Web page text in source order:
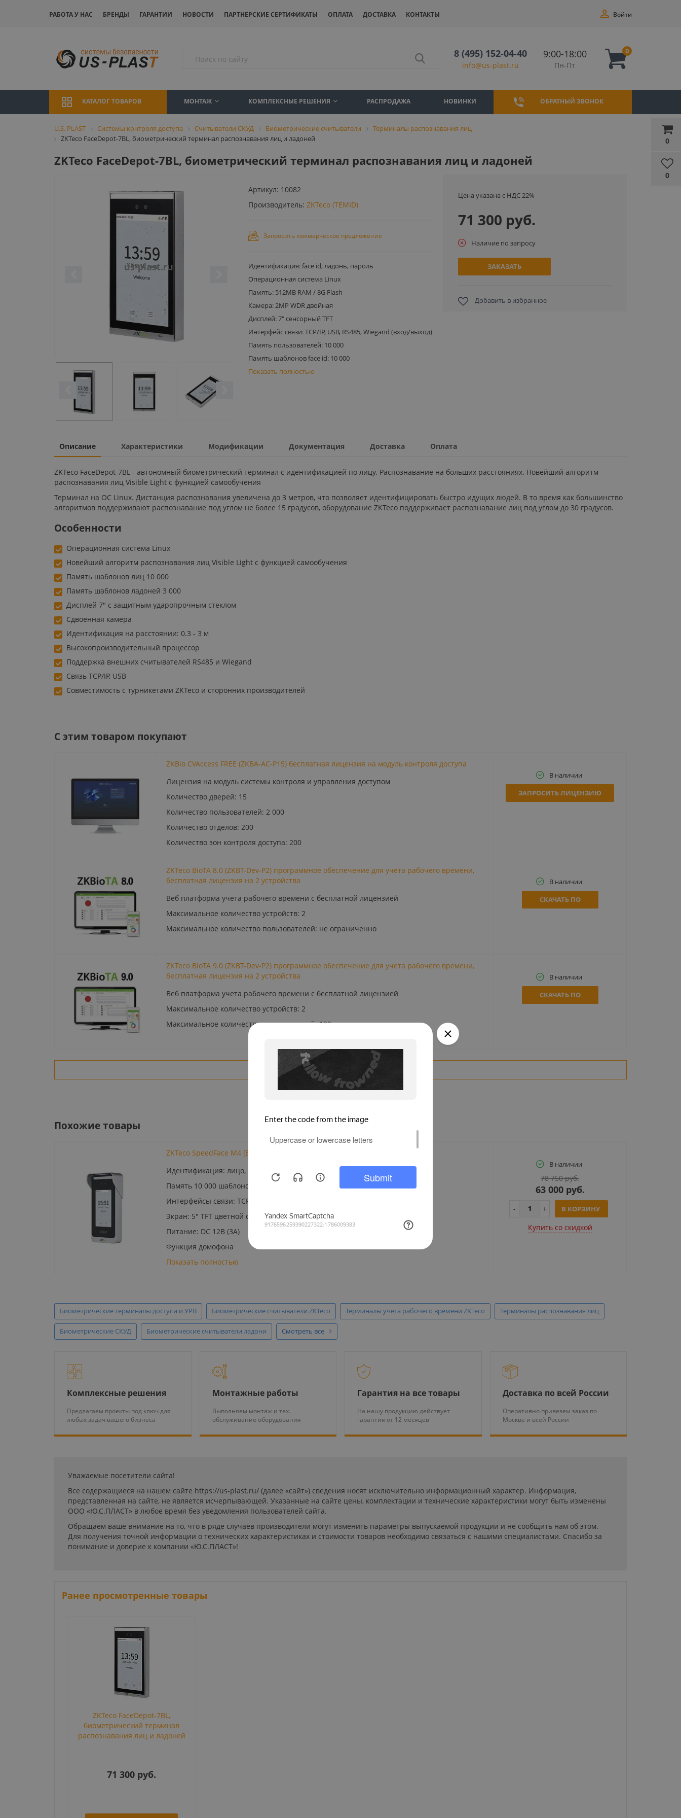
РАБОТА У НАС БРЕНДЫ ГАРАНТИИ НОВОСТИ ПАРТНЕРСКИЕ СЕРТИФИКАТЫ ОПЛАТА ДОСТАВКА КОНТАКТЫ
0
0
Войти
8 (495) 152-04-40
info@us-plast.ru
9:00-18:00
Пн-Пт
0
КАТАЛОГ ТОВАРОВ МОНТАЖ КОМПЛЕКСНЫЕ РЕШЕНИЯ РАСПРОДАЖА НОВИНКИ ОБРАТНЫЙ ЗВОНОК
U.S. PLAST Системы контроля доступа Считыватели СКУД Биометрические считыватели
Терминалы распознавания лиц
ZKTeco FaceDepot-7BL, биометрический терминал распознавания лиц и ладоней
ZKTeco FaceDepot-7BL, биометрический терминал распознавания лиц и ладоней
Артикул: 10082
Производитель: ZKTeco (TEMID)
Запросить коммерческое предложение
Идентификация: face id, ладонь, пароль
Операционная система Linux
Память: 512MB RAM / 8G Flash
Камера: 2MP WDR двойная
Дисплей: 7" сенсорный TFT
Интерфейс связи: TCP/IP, USB, RS485, Wiegand (вход/выход)
Память пользователей: 10 000
Память шаблонов face id: 10 000
Показать полностью
Цена указана с НДС 22%
71 300 руб.
Наличие по запросу
ЗАКАЗАТЬ
Добавить в избранное
Описание Характеристики Модификации Документация Доставка Оплата
ZKTeco FaceDepot-7BL - автономный биометрический терминал с идентификацией по лицу. Распознавание на больших расстояниях. Новейший алгоритм
распознавания лиц Visible Light с функцией самообучения
Терминал на ОС Linux. Дистанция распознавания увеличена до 3 метров, что позволяет идентифицировать быстро идущих людей. В то время как большинство
алгоритмов поддерживают распознавание под углом не более 15 градусов, оборудование ZKTeco поддерживает распознавание лиц под углом до 30 градусов.
Особенности
Операционная система Linux
Новейший алгоритм распознавания лиц Visible Light с функцией самообучения
Память шаблонов лиц 10 000
Память шаблонов ладоней 3 000
Дисплей 7" с защитным ударопрочным стеклом
Сдвоенная камера
Идентификация на расстоянии: 0.3 - 3 м
Высокопроизводительный процессор
Поддержка внешних считывателей RS485 и Wiegand
Связь TCP/IP, USB
Совместимость с турникетами ZKTeco и сторонних производителей
C этим товаром покупают
ZKBio CVAccess FREE (ZKBA-AC-P15) бесплатная лицензия на модуль контроля доступа
Лицензия на модуль системы контроля и управления доступом
Количество дверей: 15
Количество пользователей: 2 000
Количество отделов: 200
Количество зон контроля доступа: 200
В наличии
ЗАПРОСИТЬ ЛИЦЕНЗИЮ
ZKTeco BioTA 8.0 (ZKBT-Dev-P2) программное обеспечение для учета рабочего времени,
бесплатная лицензия на 2 устройства
Веб платформа учета рабочего времени с бесплатной лицензией
Максимальное количество устройств: 2
Максимальное количество пользователей: не ограниченно
В наличии
СКАЧАТЬ ПО
ZKTeco BioTA 9.0 (ZKBT-Dev-P2) программное обеспечение для учета рабочего времени,
бесплатная лицензия на 2 устройства
Веб платформа учета рабочего времени с бесплатной лицензией
Максимальное количество устройств: 2
Максимальное количество пользователей: 100
В наличии
СКАЧАТЬ ПО
Показать еще
Похожие товары
ZKTeco SpeedFace M4 [EM] [Wi-Fi] уличный терминал распознавания лиц
Идентификация: лицо, ладонь, карта, пароль
Память 10 000 шаблонов face id, 10 000 RFID карт, 3000 шаблонов ладоней
Интерфейсы связи: TCP/IP, Wi-Fi, RS485, RS232, Wiegand вход/выход
Экран: 5" TFT цветной сенсорный
Питание: DC 12В (3A)
Функция домофона
Показать полностью
В наличии
78 750 руб.
63 000 руб.
В КОРЗИНУ
Купить cо скидкой
Биометрические терминалы доступа и УРВ Биометрические считыватели ZKTeco Терминалы учета рабочего времени ZKTeco Терминалы распознавания лиц
Биометрические СКУД Биометрические считыватели ладони Смотреть все
Комплексные решения
Предлагаем проекты под ключ для
любых задач вашего бизнеса
Монтажные работы
Выполняем монтаж и тех.
обслуживание оборудования
Гарантия на все товары
На нашу продукцию действует
гарантия от 12 месяцев
Доставка по всей России
Оперативно привезем заказ по
Москве и всей России
Уважаемые посетители сайта!
Все содержащиеся на нашем сайте https://us-plast.ru/ (далее «сайт») сведения носят исключительно информационный характер. Информация,
представленная на сайте, не является исчерпывающей. Указанные на сайте цены, комплектации и технические характеристики могут быть изменены
ООО «Ю.С.ПЛАСТ» в любое время без уведомления пользователей сайта.
Обращаем ваше внимание на то, что в ряде случаев производители могут изменить параметры выпускаемой продукции и не сообщить нам об этом.
Для получения точной информации о технических характеристиках и стоимости товаров необходимо связаться с нашими специалистами. Спасибо за
понимание и доверие к компании «Ю.С.ПЛАСТ»!
Ранее просмотренные товары
ZKTeco FaceDepot-7BL,
биометрический терминал
распознавания лиц и ладоней
71 300 руб.